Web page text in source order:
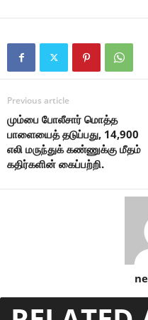
Previous article
மும்பை போலீசார் மொத்த
பாளையைத் தடுப்பது, 14,900
எலி மருந்துக் கண்ணுக்கு மீதம்
கதிர்களின் கைப்பற்றி.